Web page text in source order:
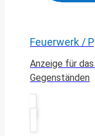
Feuerwerk /
Anzeige für
Gegenständen